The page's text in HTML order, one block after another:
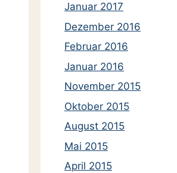
Januar 2017
Dezember 2016
Februar 2016
Januar 2016
November 2015
Oktober 2015
August 2015
Mai 2015
April 2015